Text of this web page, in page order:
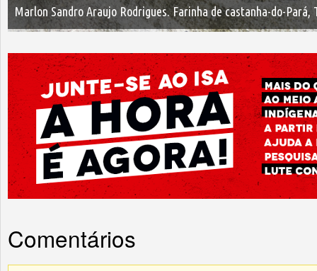
Marlon Sandro Araujo Rodrigues. Farinha de castanha-do-
Comentários